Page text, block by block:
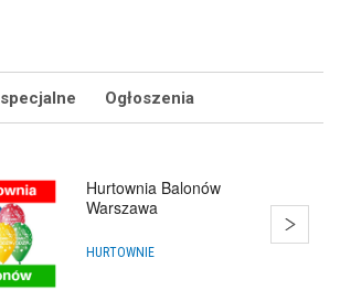
Ogłoszenia
Hurtownia Balonów
Warszawa
HURTOWNIE